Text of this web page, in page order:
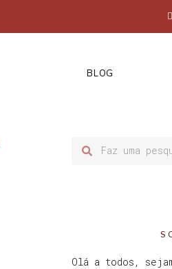
BLOG
Olá a todos,